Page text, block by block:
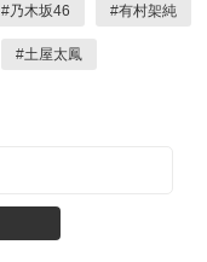
#乃木坂46 #有村架純
#土屋太鳳